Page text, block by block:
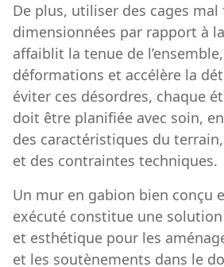
De plus, utiliser des cages mal
dimensionnées par rapport à
affaiblit la tenue de
déformations et accélère la
éviter ces désordres, chaque
doit être planifiée avec soin,
des caractéristiques du terrain,
et des contraintes techniques.
Un mur en gabion bien conçu
exécuté constitue une
et esthétique pour les
et les soutènements dans le